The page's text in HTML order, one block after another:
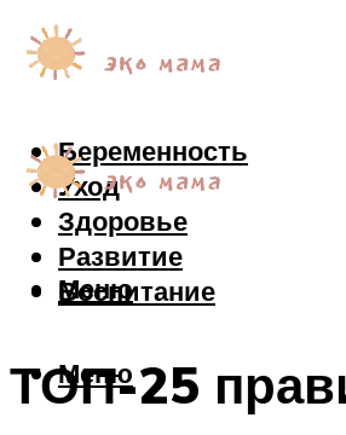
Беременность
Уход
Здоровье
Развитие
Воспитание
Меню
Меню
ТОП-25